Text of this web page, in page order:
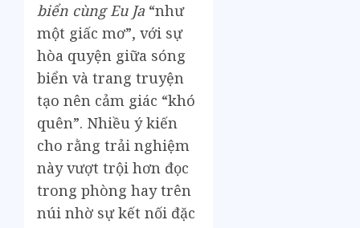
biển cùng Eu Ja “như
một giấc mơ”, với sự
hòa quyện giữa sóng
biển và trang truyện
tạo nên cảm giác “khó
quên”. Nhiều ý kiến
cho rằng trải nghiệm
này vượt trội hơn đọc
trong phòng hay trên
núi nhờ sự kết nối đặc